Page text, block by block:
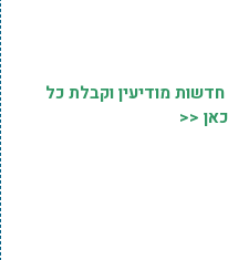
מודיעין וקבלת כל
<<